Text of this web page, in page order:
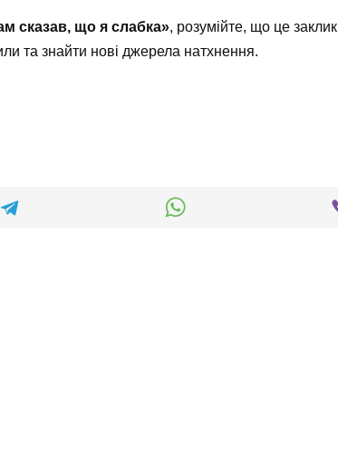
сказав, що я слабка», розумійте, що це заклик
та знайти нові джерела натхнення.